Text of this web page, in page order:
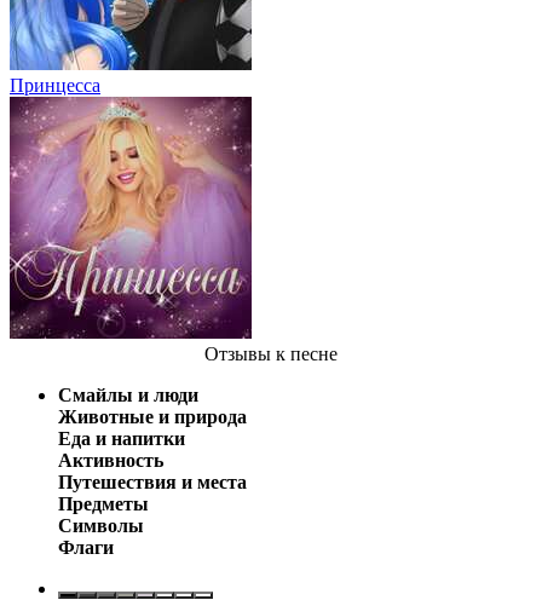
Принцесса
Отзывы к песне
Смайлы и люди
Животные и природа
Еда и напитки
Активность
Путешествия и места
Предметы
Символы
Флаги